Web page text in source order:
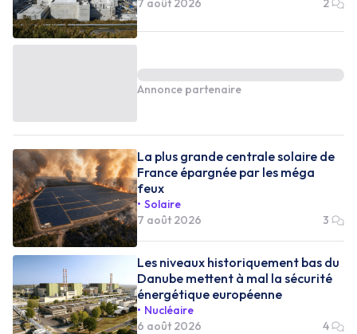
7 août 2026
2
Annonce partenaire
La plus grande centrale solaire de
France épargnée par les méga
feux
Solaire
7 août 2026
3
Les niveaux historiquement bas du
Danube mettent à mal la sécurité
énergétique européenne
Nucléaire
6 août 2026
4